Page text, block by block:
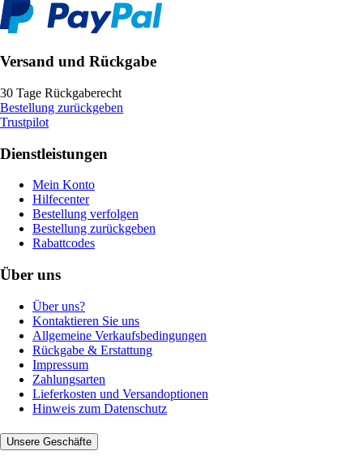
Versand und Rückgabe
30 Tage Rückgaberecht
Bestellung zurückgeben
Trustpilot
Dienstleistungen
Mein Konto
Hilfecenter
Bestellung verfolgen
Bestellung zurückgeben
Rabattcodes
Über uns
Über uns?
Kontaktieren Sie uns
Allgemeine Verkaufsbedingungen
Rückgabe & Erstattung
Impressum
Zahlungsarten
Lieferkosten und Versandoptionen
Hinweis zum Datenschutz
Unsere Geschäfte